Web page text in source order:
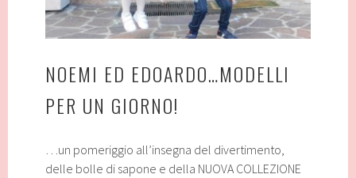
NOEMI ED EDOARDO…MODELLI
PER UN GIORNO!
…un pomeriggio all’insegna del divertimento,
delle bolle di sapone e della NUOVA COLLEZIONE